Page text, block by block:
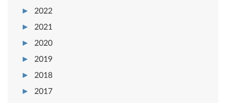
2022
2021
2020
2019
2018
2017